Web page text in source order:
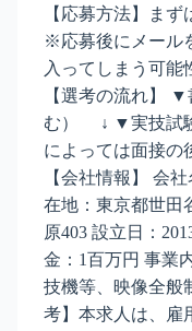
【応募方法】ま
※応募後にメール
入ってしまう可能
【選考の流れ】
む） ↓ ▼実技
によっては面接の
【会社情報】 会
在地：東京都世
原403 設立日：
金：1百万円 事業
技機等、映像全般
考】本求人は、雇